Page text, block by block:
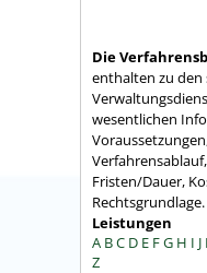
Die
enthalten zu den
wesentlichen
Fristen/Dauer,
Rechtsgrundlage.
Leistungen
A BC D E FG H I J
Z